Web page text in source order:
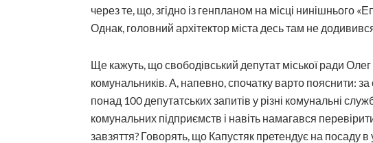
через те, що, згідно із генпланом на місці нинішнього
Однак, головний архітектор міста десь там не
Ще кажуть, що свободівський депутат міської ради
комунальників. А, напевно, спочатку варто пояснити: за
понад 100 депутатських запитів у різні комунальні
комунальних підприємств і навіть намагався
завзяття? Говорять, що Капустяк претендує на посаду